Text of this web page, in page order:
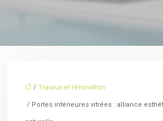
/ Travaux et rénovation
/ Portes intérieures vitrées : alliance